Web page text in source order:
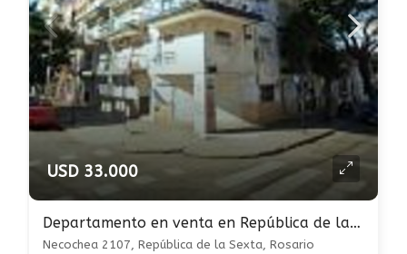
USD 33.000
Departamento en venta en República de la Sexta
Necochea 2107, República de la Sexta, Rosario